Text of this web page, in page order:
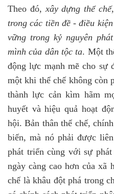
Theo đó,xây dựng thể chế
trong các tiền đề - điều
vững trong kỷ nguyên
mình của dân tộc ta. Một
động lực mạnh mẽ cho sự
một khi thể chế không còn
thành lực cản kìm hãm
huyết và hiệu quả hoạt
hội. Bản thân thể chế,
biến, mà nó phải được
phát triển cùng với sự
ngày càng cao hơn của xã
chế là khâu đột phá trong